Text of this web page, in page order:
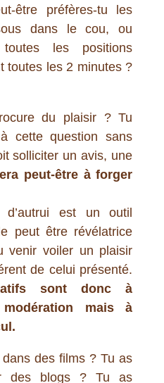
être préfères-tu les
dans le cou, ou
les positions
toutes les 2 minutes ?
du plaisir ? Tu
cette question sans
solliciter un avis, une
peut-être à forger
d’autrui est un outil
peut être révélatrice
venir voiler un plaisir
de celui présenté.
sont donc à
mais à
des films ? Tu as
des blogs ? Tu as